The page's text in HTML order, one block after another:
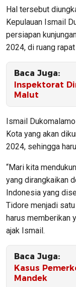
Hal tersebut
Kepulauan Ismail
persiapan
2024, di ruang
Baca Juga:
Inspektorat
Malut
Ismail
Kota yang akan
2024, sehingga
“Mari kita
yang dirangkaikan
Indonesia yang
Tidore menjadi
harus memberikan
ajak Ismail.
Baca Juga:
Kasus
Mandek